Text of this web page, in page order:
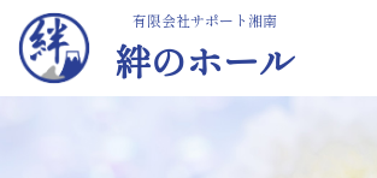
有限会社サポート湘南
絆のホール